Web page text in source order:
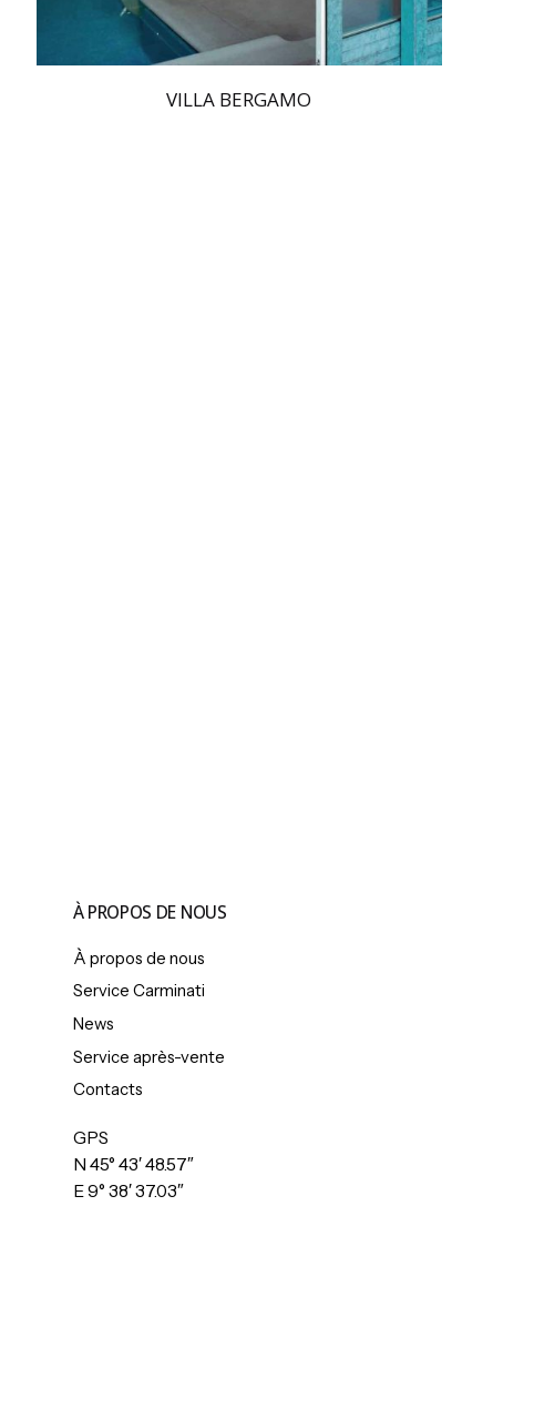
VILLA BERGAMO
À PROPOS DE NOUS
À propos de nous
Service Carminati
News
Service après-vente
Contacts
GPS
N 45° 43′ 48.57″
E 9° 38′ 37.03″